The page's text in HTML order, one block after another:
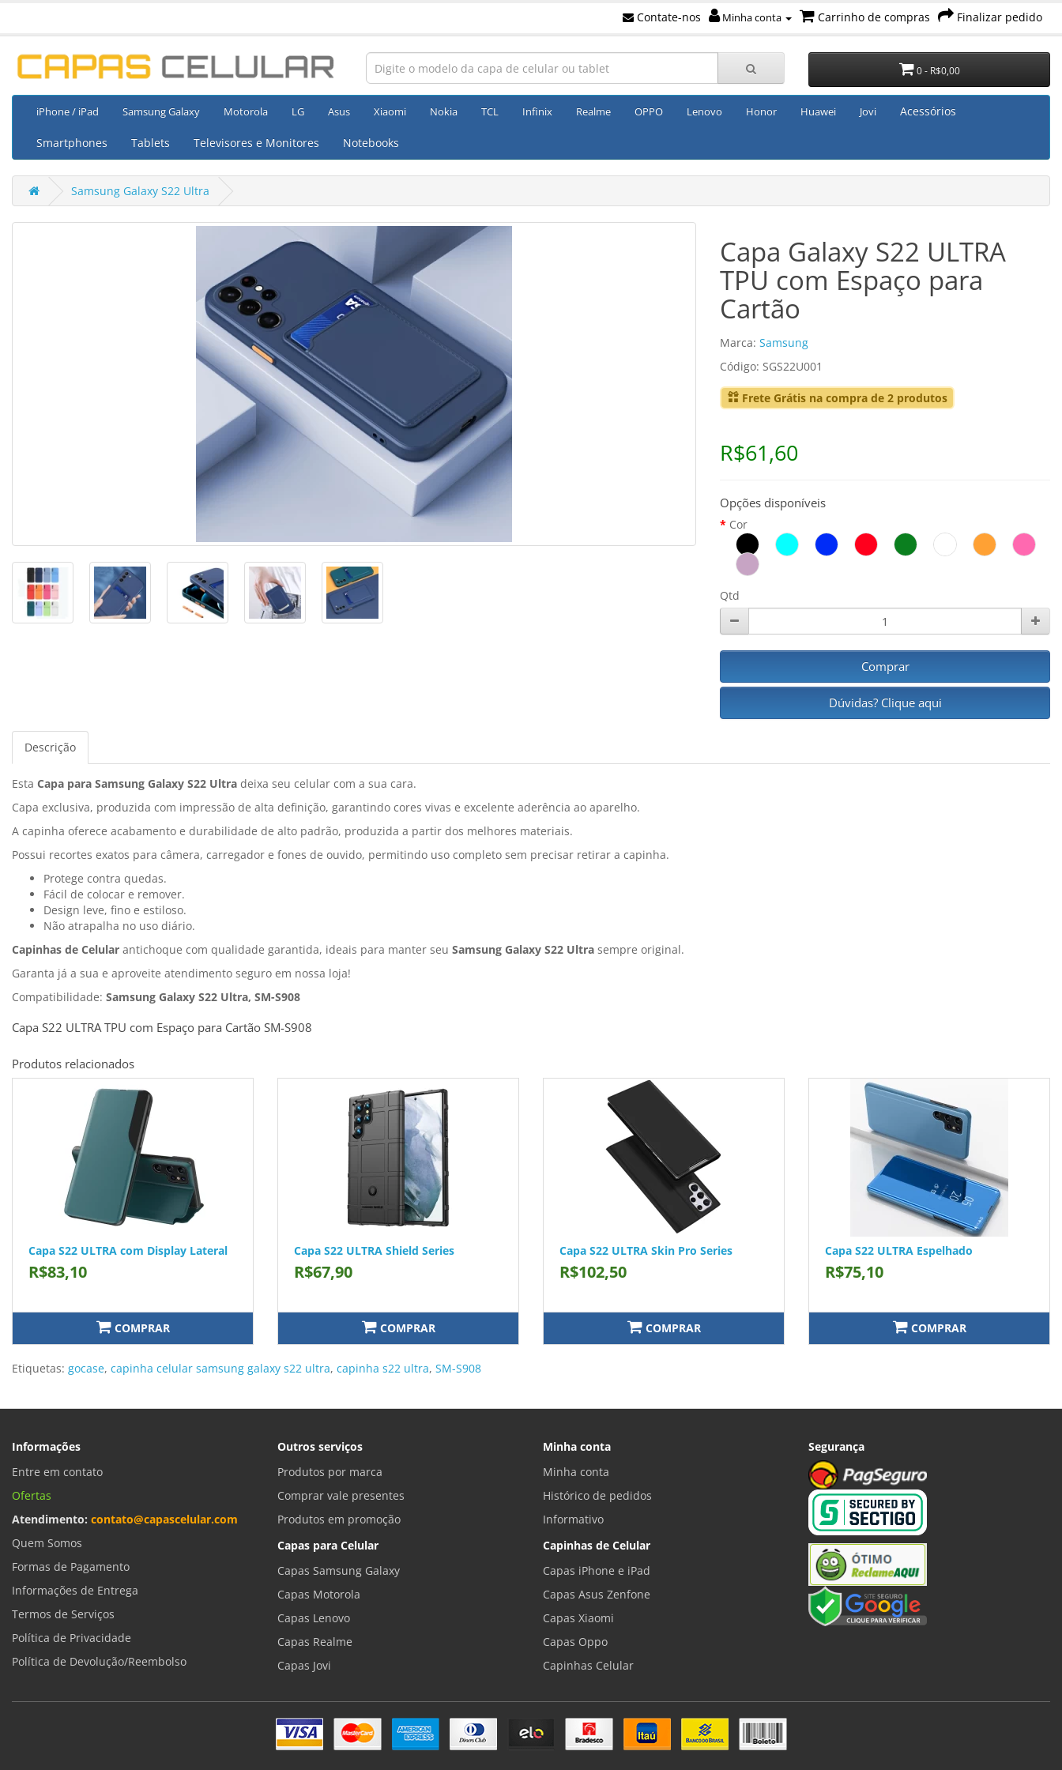
Contate-nos Minha conta Carrinho de compras Finalizar pedido
0 - R$0,00
iPhone / iPad Samsung Galaxy Motorola LG Asus Xiaomi Nokia TCL Infinix Realme OPPO Lenovo Honor Huawei Jovi Acessórios
Smartphones Tablets Televisores e Monitores Notebooks
Samsung Galaxy S22 Ultra
Capa Galaxy S22 ULTRA
TPU com Espaço para
Cartão
Marca: Samsung
Código: SGS22U001
Frete Grátis na compra de 2 produtos
R$61,60
Opções disponíveis
Cor
Qtd
Comprar
Dúvidas? Clique aqui
Descrição
Esta Capa para Samsung Galaxy S22 Ultra deixa seu celular com a sua cara.
Capa exclusiva, produzida com impressão de alta definição, garantindo cores vivas e excelente aderência ao aparelho.
A capinha oferece acabamento e durabilidade de alto padrão, produzida a partir dos melhores materiais.
Possui recortes exatos para câmera, carregador e fones de ouvido, permitindo uso completo sem precisar retirar a capinha.
Protege contra quedas.
Fácil de colocar e remover.
Design leve, fino e estiloso.
Não atrapalha no uso diário.
Capinhas de Celular antichoque com qualidade garantida, ideais para manter seu Samsung Galaxy S22 Ultra sempre original.
Garanta já a sua e aproveite atendimento seguro em nossa loja!
Compatibilidade: Samsung Galaxy S22 Ultra, SM-S908
Capa S22 ULTRA TPU com Espaço para Cartão SM-S908
Produtos relacionados
Capa S22 ULTRA com Display Lateral
R$83,10
COMPRAR
Capa S22 ULTRA Shield Series
R$67,90
COMPRAR
Capa S22 ULTRA Skin Pro Series
R$102,50
COMPRAR
Capa S22 ULTRA Espelhado
R$75,10
COMPRAR
Etiquetas: gocase, capinha celular samsung galaxy s22 ultra, capinha s22 ultra, SM-S908
Informações
Entre em contato
Ofertas
Atendimento: contato@capascelular.com
Quem Somos
Formas de Pagamento
Informações de Entrega
Termos de Serviços
Política de Privacidade
Política de Devolução/Reembolso
Outros serviços
Produtos por marca
Comprar vale presentes
Produtos em promoção
Capas para Celular
Capas Samsung Galaxy
Capas Motorola
Capas Lenovo
Capas Realme
Capas Jovi
Minha conta
Minha conta
Histórico de pedidos
Informativo
Capinhas de Celular
Capas iPhone e iPad
Capas Asus Zenfone
Capas Xiaomi
Capas Oppo
Capinhas Celular
Segurança